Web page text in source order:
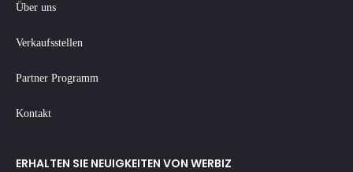
Über uns
Verkaufsstellen
Partner Programm
Kontakt
ERHALTEN SIE NEUIGKEITEN VON WERBIZ